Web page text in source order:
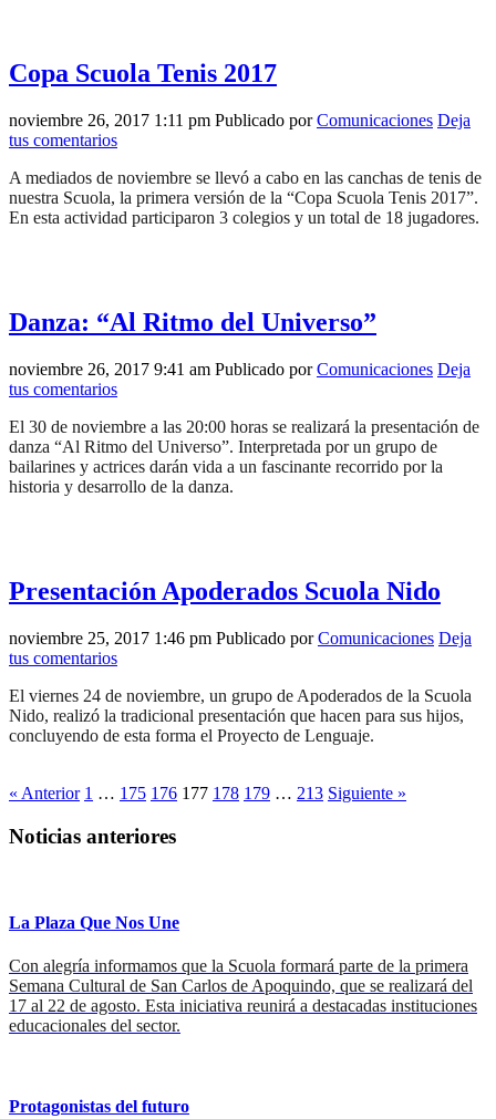
Copa Scuola Tenis 2017
noviembre 26, 2017 1:11 pm Publicado porComunicaciones Deja
tus comentarios
A mediados de noviembre se llevó a cabo en las canchas de tenis de
nuestra Scuola, la primera versión de la “Copa Scuola Tenis 2017”.
En esta actividad participaron 3 colegios y un total de 18 jugadores.
Danza: “Al Ritmo del Universo”
noviembre 26, 2017 9:41 am Publicado porComunicaciones Deja
tus comentarios
El 30 de noviembre a las 20:00 horas se realizará la presentación de
danza “Al Ritmo del Universo”. Interpretada por un grupo de
bailarines y actrices darán vida a un fascinante recorrido por la
historia y desarrollo de la danza.
Presentación Apoderados Scuola Nido
noviembre 25, 2017 1:46 pm Publicado porComunicaciones Deja
tus comentarios
El viernes 24 de noviembre, un grupo de Apoderados de la Scuola
Nido, realizó la tradicional presentación que hacen para sus hijos,
concluyendo de esta forma el Proyecto de Lenguaje.
« Anterior 1 … 175 176 177 178 179 … 213 Siguiente »
Noticias anteriores
La Plaza Que Nos Une
Con alegría informamos que la Scuola formará parte de la primera
Semana Cultural de San Carlos de Apoquindo, que se realizará del
17 al 22 de agosto. Esta iniciativa reunirá a destacadas instituciones
educacionales del sector.
Protagonistas del futuro